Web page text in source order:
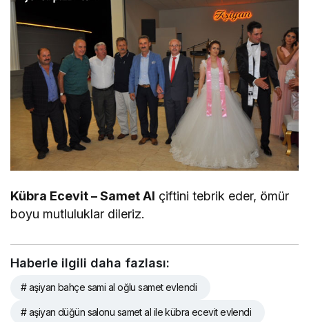
Kübra Ecevit – Samet Al çiftini tebrik eder, ömür
boyu mutluluklar dileriz.
Haberle ilgili daha fazlası:
# aşiyan bahçe sami al oğlu samet evlendi
# aşiyan düğün salonu samet al ile kübra ecevit evlendi